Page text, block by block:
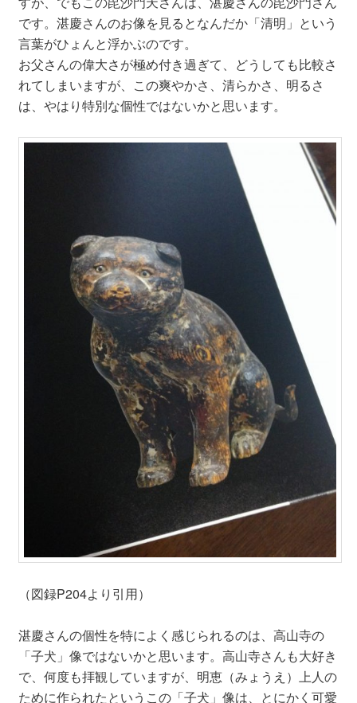
です。湛慶さんのお像を見るとなんだか「清明」という
言葉がひょんと浮かぶのです。
お父さんの偉大さが極め付き過ぎて、どうしても比較さ
れてしまいますが、この爽やかさ、清らかさ、明るさ
は、やはり特別な個性ではないかと思います。
（図録P204より引用）
湛慶さんの個性を特によく感じられるのは、高山寺の
「子犬」像ではないかと思います。高山寺さんも大好き
で、何度も拝観していますが、明恵（みょうえ）上人の
ために作られたというこの「子犬」像は、とにかく可愛